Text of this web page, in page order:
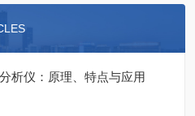
析仪：原理、特点与应用